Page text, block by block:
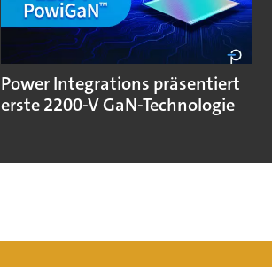
Power Integrations präsentiert
erste 2200-V GaN-Technologie